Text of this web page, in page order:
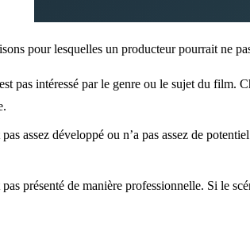
pour lesquelles un producteur pourrait ne
pas intéressé par le genre ou le sujet du film.
pas assez développé ou n’a pas assez de
pas présenté de manière professionnelle. Si le